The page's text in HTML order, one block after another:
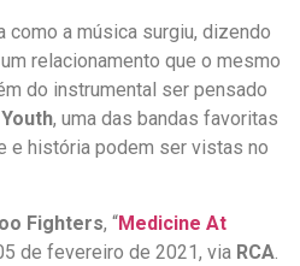
como a música surgiu, dizendo
relacionamento que o mesmo
do instrumental ser pensado
, uma das bandas favoritas
e história podem ser vistas no
Fighters, “Medicine At
de fevereiro de 2021, via RCA